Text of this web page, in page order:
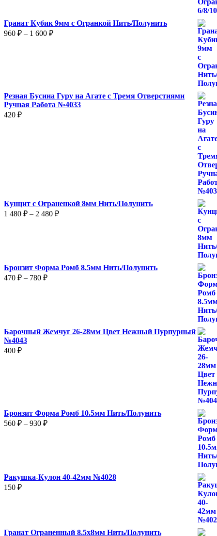
Гранат Кубик 9мм с Огранкой Нить/Полунить
960 ₽ – 1 600 ₽Диапазон
Резная Бусина Гуру на Агате с Тремя Отверстиями
Ручная Работа №4033
420 ₽
Кунцит с Ограненкой 8мм Нить/Полунить
1 480 ₽ – 2 480 ₽Диапазон
480 ₽
Бронзит Форма Ромб 8.5мм Нить/Полунить
470 ₽ – 780 ₽Диапазон
Барочный Жемчуг 26-28мм Цвет Нежный Пурпурный
№4043
400 ₽
Бронзит Форма Ромб 10.5мм Нить/Полунить
560 ₽ – 930 ₽Диапазон
Ракушка-Кулон 40-42мм №4028
150 ₽
Гранат Ограненный 8.5х8мм Нить/Полунить